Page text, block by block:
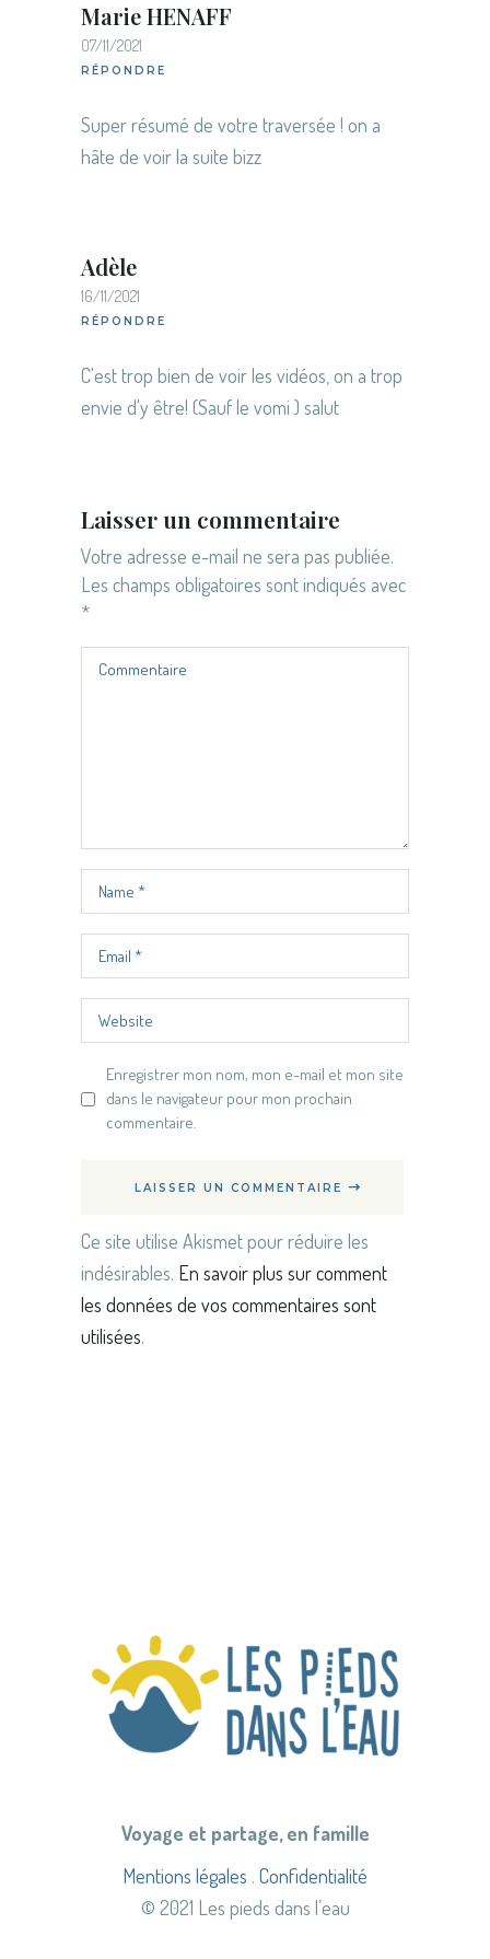
Marie HENAFF
07/11/2021
RÉPONDRE
Super résumé de votre traversée ! on a
hâte de voir la suite bizz
Adèle
16/11/2021
RÉPONDRE
C'est trop bien de voir les vidéos, on a trop
envie d'y être! (Sauf le vomi ) salut
Laisser un commentaire
Votre adresse e-mail ne sera pas publiée.
Les champs obligatoires sont indiqués avec
*
Enregistrer mon nom, mon e-mail et mon site
dans le navigateur pour mon prochain
commentaire.
LAISSER UN COMMENTAIRE
Ce site utilise Akismet pour réduire les
indésirables. En savoir plus sur comment
les données de vos commentaires sont
utilisées.
Voyage et partage, en famille
Mentions légales . Confidentialité
© 2021 Les pieds dans l’eau